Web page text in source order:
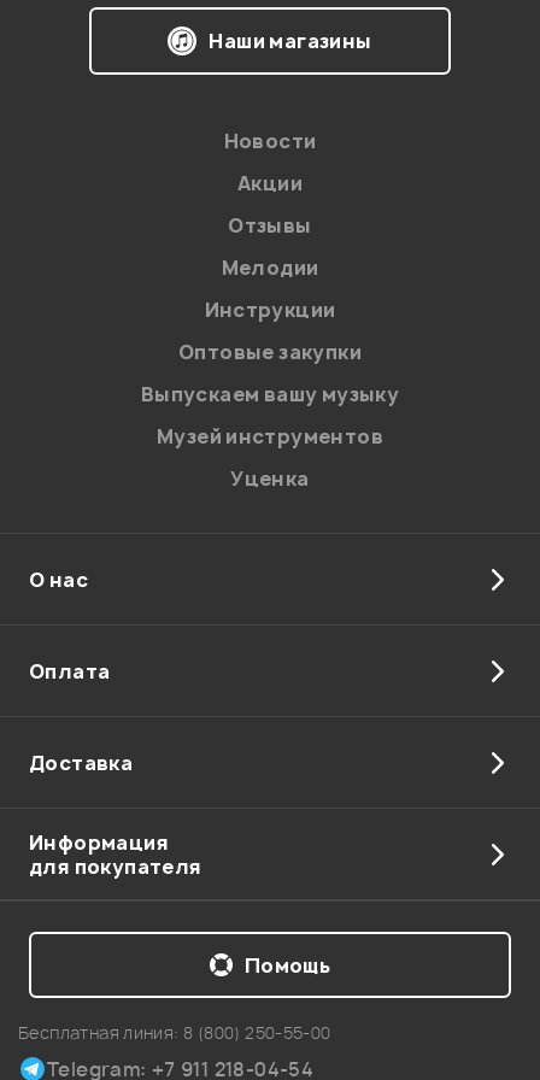
на обработку персональных данных в
Политикой в отношении обработки
персональных данных.
Введите проверочное число:
Отправить
Наши магазины
Новости
Акции
Отзывы
Мелодии
Инструкции
Оптовые закупки
Выпускаем вашу музыку
Музей инструментов
Уценка
О нас
Оплата
Доставка
Информация
для покупателя
Бесплатная линия: 8 (800) 250-55-00
Telegram: +7 911 218-04-54
Помощь